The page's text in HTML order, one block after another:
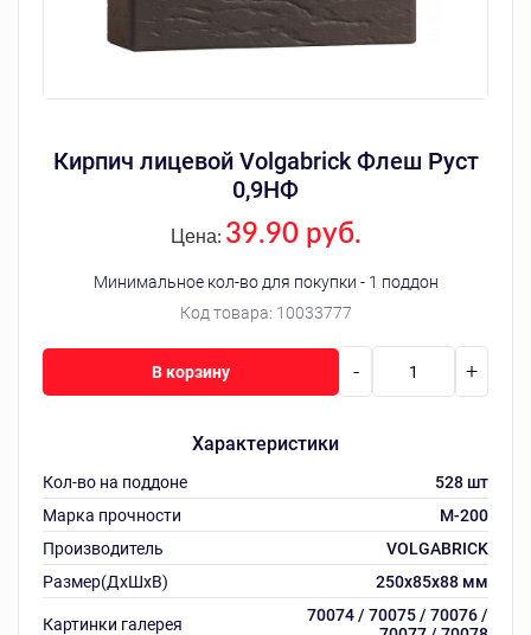
Кирпич лицевой Volgabrick Флеш Руст
0,9НФ
Код товара: 10033777
Цена: 39.90 руб.
Минимальное кол-во для покупки - 1 поддон
Характеристики
Кол-во на поддоне
528 шт
Марка прочности
М-200
Производитель
VOLGABRICK
Размер(ДхШхВ)
250х85х88 мм
Картинки галерея
70074 / 70075 / 70076 /
- +
В корзину